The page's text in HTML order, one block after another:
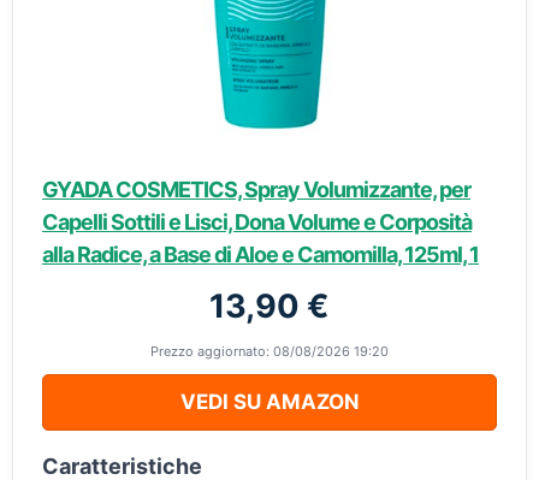
GYADA COSMETICS, Spray Volumizzante, per
Capelli Sottili e Lisci, Dona Volume e Corposità
alla Radice, a Base di Aloe e Camomilla, 125ml, 1
13,90 €
Prezzo aggiornato: 08/08/2026 19:20
VEDI SU AMAZON
Caratteristiche